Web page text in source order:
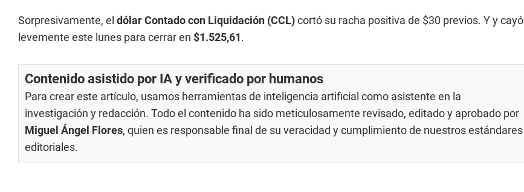
Sorpresivamente, el dólar Contado con Liquidación (CCL)cortó su racha positiva de $30 previos. Y y cayó
levemente este lunes para cerrar en $1.525,61.
Contenido asistido por IA y verificado por humanos
Para crear este artículo, usamos herramientas de inteligencia artificial como asistente en la
investigación y redacción. Todo el contenido ha sido meticulosamente revisado, editado y aprobado por
Miguel Ángel Flores, quien es responsable final de su veracidad y cumplimiento de nuestrosestándares
editoriales.